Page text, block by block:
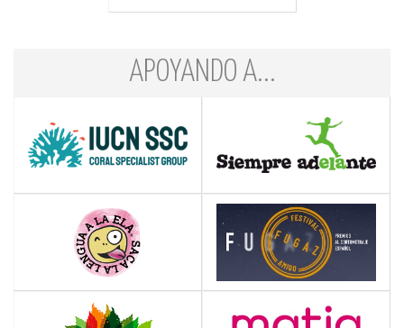
APOYANDO A...